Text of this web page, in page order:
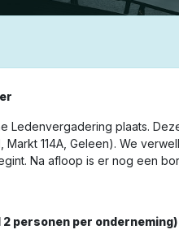
Ledenvergadering plaats.
114A, Geleen). We
Na afloop is er nog een
personen per onderneming)